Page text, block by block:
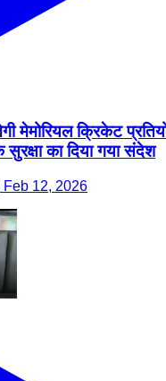
मेमोरियल क्रिकेट
का दिया गया संदेश
12, 2026